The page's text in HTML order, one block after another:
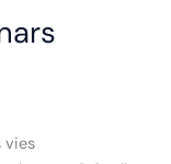
vies